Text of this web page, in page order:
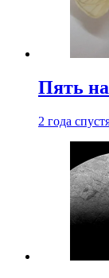
Пять
2 года